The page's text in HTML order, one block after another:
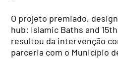
O projeto premiado,
hub: Islamic Baths and
resultou da intervenção
parceria com o Município